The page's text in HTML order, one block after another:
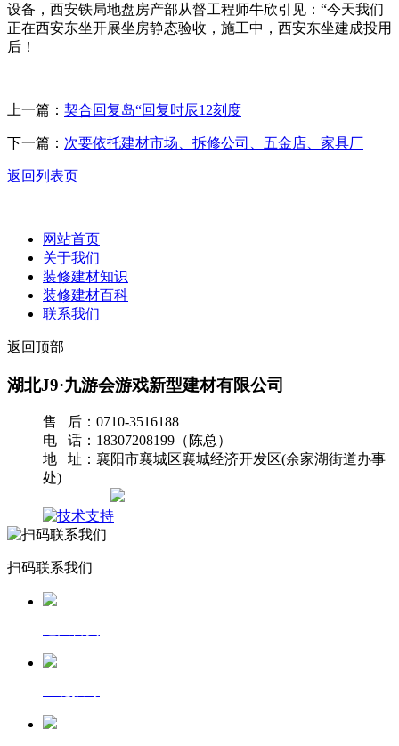
设备，西安铁局地盘房产部从督工程师牛欣引见：“今天我们
正在西安东坐开展坐房静态验收，施工中，西安东坐建成投用
后！
上一篇： 契合回复岛“回复时辰12刻度
下一篇： 次要依托建材市场、拆修公司、五金店、家具厂
返回列表页
网站首页
关于我们
装修建材知识
装修建材百科
联系我们
返回顶部
湖北J9·九游会游戏新型建材有限公司
售 后：0710-3516188
电 话：18307208199（陈总）
地 址：襄阳市襄城区襄城经济开发区(余家湖街道办事
处)
扫码联系我们